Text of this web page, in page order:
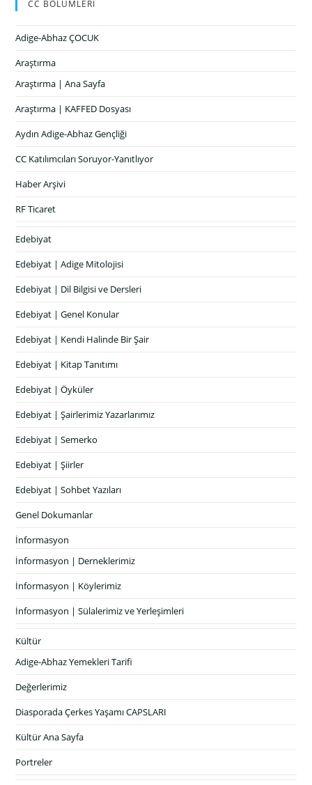
CC BÖLÜMLERİ
Adige-Abhaz ÇOCUK
Araştırma
Araştırma | Ana Sayfa
Araştırma | KAFFED Dosyası
Aydın Adige-Abhaz Gençliği
CC Katılımcıları Soruyor-Yanıtlıyor
Haber Arşivi
RF Ticaret
Edebiyat
Edebiyat | Adige Mitolojisi
Edebiyat | Dil Bilgisi ve Dersleri
Edebiyat | Genel Konular
Edebiyat | Kendi Halinde Bir Şair
Edebiyat | Kitap Tanıtımı
Edebiyat | Öyküler
Edebiyat | Şairlerimiz Yazarlarımız
Edebiyat | Semerko
Edebiyat | Şiirler
Edebiyat | Sohbet Yazıları
Genel Dokumanlar
İnformasyon
İnformasyon | Derneklerimiz
İnformasyon | Köylerimiz
İnformasyon | Sülalerimiz ve Yerleşimleri
Kültür
Adige-Abhaz Yemekleri Tarifi
Değerlerimiz
Diasporada Çerkes Yaşamı CAPSLARI
Kültür Ana Sayfa
Portreler